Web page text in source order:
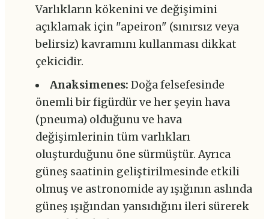
Varlıkların kökenini ve değişimini
açıklamak için "apeiron" (sınırsız veya
belirsiz) kavramını kullanması dikkat
çekicidir.
Anaksimenes: Doğa felsefesinde
önemli bir figürdür ve her şeyin hava
(pneuma) olduğunu ve hava
değişimlerinin tüm varlıkları
oluşturduğunu öne sürmüştür. Ayrıca
güneş saatinin geliştirilmesinde etkili
olmuş ve astronomide ay ışığının aslında
güneş ışığından yansıdığını ileri sürerek